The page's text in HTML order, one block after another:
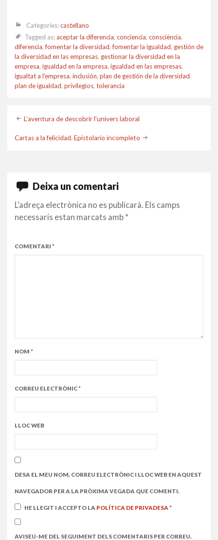
Categories:castellano
Tagged as:aceptar la diferencia, conciencia, consciència,
diferencia,fomentar la diversidad,fomentar la igualdad, gestión de
la diversidad en las empresas, gestionar la diversidad en la
empresa, igualdad en la empresa, igualdad en las empresas,
igualtat a l'empresa, inclusión, plan de gestión de la diversidad,
plan de igualdad, privilegios, tolerancia
Post
navigation
L’aventura de descobrir l’univers laboral
Cartas a la felicidad. Epistolario incompleto
Deixa un comentari
L'adreça electrònica no es publicarà. Els camps
necessaris estan marcats amb *
COMENTARI *
NOM *
CORREU ELECTRÒNIC*
LLOC WEB
DESA EL MEU NOM, CORREU ELECTRÒNIC I LLOC WEB EN AQUEST
NAVEGADOR PER A LA PRÒXIMA VEGADA QUE COMENTI.
HE LLEGIT I ACCEPTO LA POLÍTICA DE PRIVADESA *
AVISEU-ME DEL SEGUIMENT DELS COMENTARIS PER CORREU.